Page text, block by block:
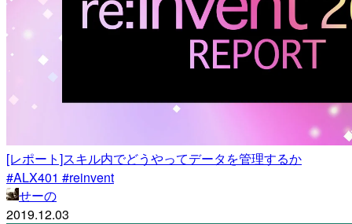
[レポート]スキル内でどうやってデータを管理するか
#ALX401 #reinvent
せーの
2019.12.03